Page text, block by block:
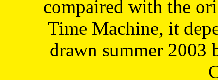
compaired with the
Time Machine, it
drawn summer 2003